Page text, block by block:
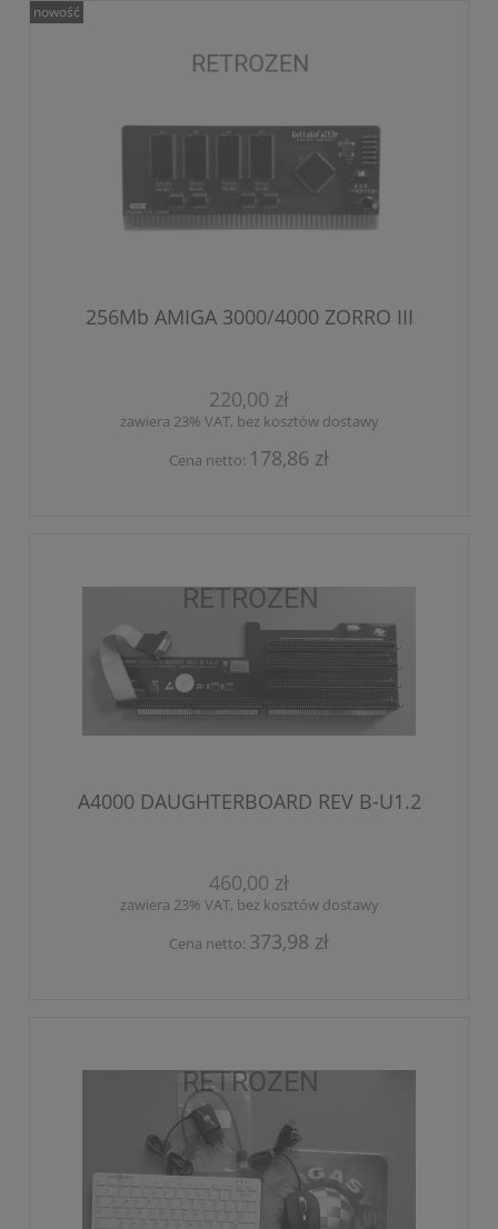
256Mb AMIGA 3000/4000 ZORRO III
220,00 zł
zawiera 23% VAT, bez kosztów dostawy
Cena netto: 178,86 zł
nowość
A4000 DAUGHTERBOARD REV B-U1.2
460,00 zł
zawiera 23% VAT, bez kosztów dostawy
Cena netto: 373,98 zł